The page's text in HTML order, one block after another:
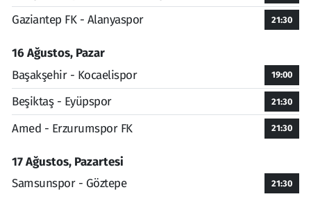
Gaziantep FK - Alanyaspor 21:30
16 Ağustos, Pazar
Başakşehir - Kocaelispor
19:00
Beşiktaş - Eyüpspor 21:30
Amed - Erzurumspor FK 21:30
17 Ağustos, Pazartesi
Samsunspor - Göztepe
21:30